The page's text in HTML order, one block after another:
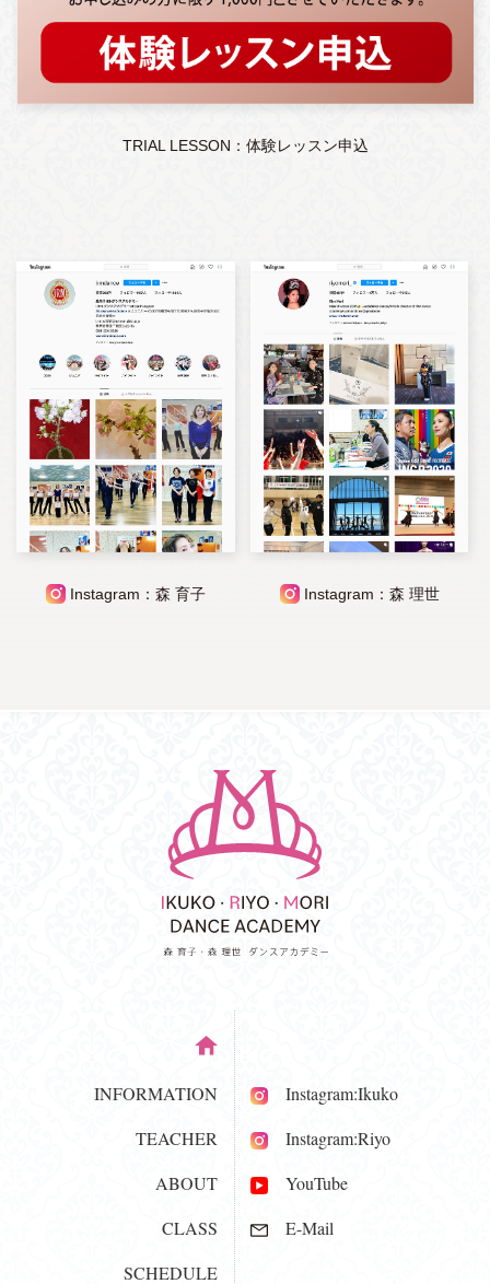
TRIAL LESSON：体験レッスン申込
Instagram：森 育子 Instagram：森 理世
INFORMATION
TEACHER
ABOUT
CLASS
SCHEDULE
Instagram:Ikuko
Instagram:Riyo
YouTube
E-Mail